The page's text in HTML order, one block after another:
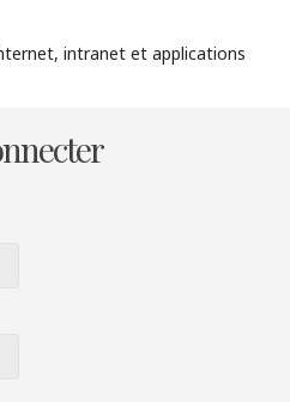
intranet et applications